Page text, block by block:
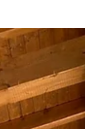
du plan canicule
sensibilité de la
décidé de déclencher le
de l'arrêté cadre relatif
de végétaux . La
pourr